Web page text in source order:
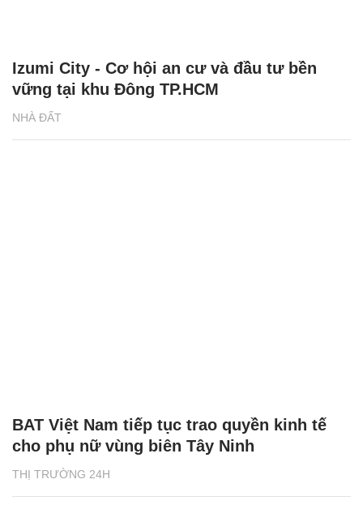
NHÀ ĐẤT
Izumi City - Cơ hội an cư và đầu tư bền
vững tại khu Đông TP.HCM
THỊ TRƯỜNG 24H
BAT Việt Nam tiếp tục trao quyền kinh tế
cho phụ nữ vùng biên Tây Ninh